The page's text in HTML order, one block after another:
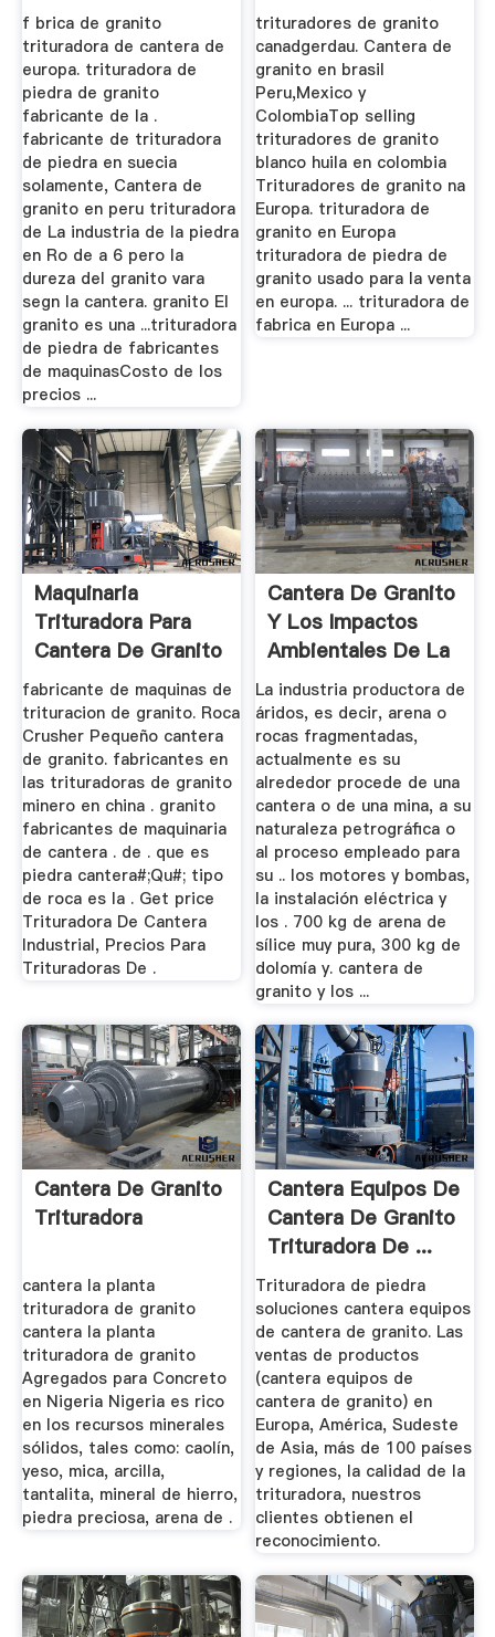
f brica de granito
trituradora de cantera de
europa. trituradora de
piedra de granito
fabricante de la .
fabricante de trituradora
de piedra en suecia
solamente, Cantera de
granito en peru trituradora
de La industria de la piedra
en Ro de a 6 pero la
dureza del granito vara
segn la cantera. granito El
granito es una ...trituradora
de piedra de fabricantes
de maquinasCosto de los
precios ...
trituradores de granito
canadgerdau. Cantera de
granito en brasil
Peru,Mexico y
ColombiaTop selling
trituradores de granito
blanco huila en colombia
Trituradores de granito na
Europa. trituradora de
granito en Europa
trituradora de piedra de
granito usado para la venta
en europa. ... trituradora de
fabrica en Europa ...
Maquinaria
Trituradora Para
Cantera De Granito
fabricante de maquinas de
trituracion de granito. Roca
Crusher Pequeño cantera
de granito. fabricantes en
las trituradoras de granito
minero en china . granito
fabricantes de maquinaria
de cantera . de . que es
piedra cantera#;Qu#; tipo
de roca es la . Get price
Trituradora De Cantera
Industrial, Precios Para
Trituradoras De .
Cantera De Granito
Y Los Impactos
Ambientales De La
...
La industria productora de
áridos, es decir, arena o
rocas fragmentadas,
actualmente es su
alrededor procede de una
cantera o de una mina, a su
naturaleza petrográfica o
al proceso empleado para
su .. los motores y bombas,
la instalación eléctrica y
los . 700 kg de arena de
sílice muy pura, 300 kg de
dolomía y. cantera de
granito y los ...
Cantera De Granito
Trituradora
cantera la planta
trituradora de granito
cantera la planta
trituradora de granito
Agregados para Concreto
en Nigeria Nigeria es rico
en los recursos minerales
sólidos, tales como: caolín,
yeso, mica, arcilla,
tantalita, mineral de hierro,
piedra preciosa, arena de .
Cantera Equipos De
Cantera De Granito
Trituradora De ...
Trituradora de piedra
soluciones cantera equipos
de cantera de granito. Las
ventas de productos
(cantera equipos de
cantera de granito) en
Europa, América, Sudeste
de Asia, más de 100 países
y regiones, la calidad de la
trituradora, nuestros
clientes obtienen el
reconocimiento.